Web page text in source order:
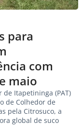
para
com
maio
de Itapetininga (PAT)
de Colhedor de
pela Citrosuco, a
global de suco